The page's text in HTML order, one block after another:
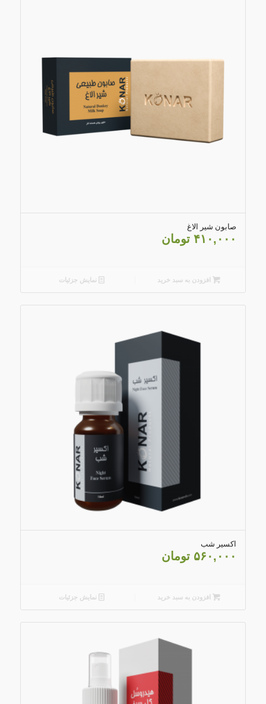
4.79
صابون شیر الاغ
۴۱۰,۰۰۰ تومان
افزودن به سبد خرید نمایش جزئیات
4.67
اکسیر شب
۵۶۰,۰۰۰ تومان
افزودن به سبد خرید نمایش جزئیات